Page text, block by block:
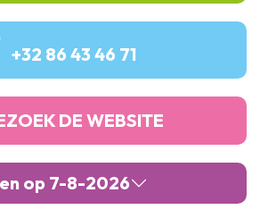
+32 86 43 46 71
DE WEBSITE
op 7-8-2026